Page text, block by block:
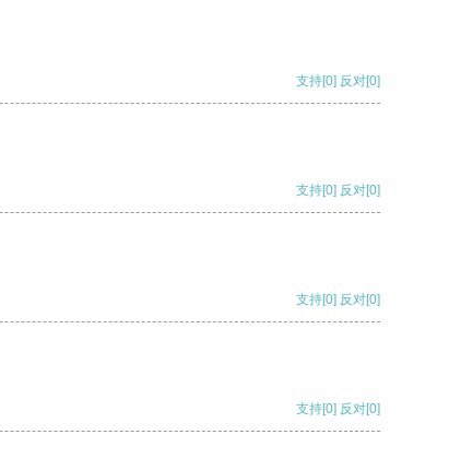
支持[0] 反对[0]
支持[0] 反对[0]
支持[0] 反对[0]
支持[0] 反对[0]